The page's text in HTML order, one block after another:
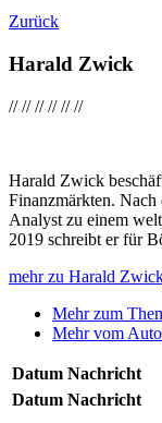
Zurück
Harald Zwick
////////////
Harald Zwick
Finanzmärkten.
Analyst zu einem
2019 schreibt er für
mehr zu Harald
Mehr zum
Mehr vom
Datum Nachricht
Datum Nachricht